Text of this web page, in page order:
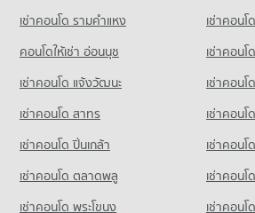
คอนโดให้เช่า รร.ทรินิตี้ อินเตอร์เนชั่นแนล
มีคอนโดให้เช่า 45,544 ประกาศ
ขายคอนโด รร.ทรินิตี้ อินเตอร์เนชั่นแนล
มีคอนโดขาย 16,784 ประกาศ
815 โครงการ
คอนโดให้เช่า รร.สายน้ำผึ้ง
คอนโด เจ อเวนิว ทองหล่อ
305 โครงการ
คอนโดให้เช่า เจ อเวนิว ทองหล่อ
มีคอนโดให้เช่า 21,968 ประกาศ
ขายคอนโด เจ อเวนิว ทองหล่อ
มีคอนโดขาย 7,878 ประกาศ
คอนโด บิ๊กซี ซูเปอร์เซ็นเตอร์ เอกมัย
ขายคอนโด ถนนสุขุมวิท
มีคอนโดขาย 27,181 ประกาศ
คอนโด ซอยเอกมัย (สุขุมวิท 63)
275 โครงการ
คอนโดให้เช่า ซอยเอกมัย (สุขุมวิท 63)
ขายคอนโด ซอยเอกมัย (สุขุมวิท 63)
มีคอนโดขาย 7,674 ประกาศ
คอนโดให้เช่า รพ.กรุงเทพ
มีคอนโดให้เช่า 47,527 ประกาศ
ขายคอนโด รพ.กรุงเทพ
มีคอนโดขาย 17,291 ประกาศ
เช่าคอนโด รามคําแหง
เช่าคอน
คอนโดให้เช่า อ่อนนุช
เช่าคอน
เช่าคอนโด แจ้งวัฒนะ
เช่าคอน
เช่าคอนโด สาทร
เช่าคอน
เช่าคอนโด ปิ่นเกล้า
เช่าคอน
เช่าคอนโด ตลาดพลู
เช่าคอน
เช่าคอนโด พระโขนง
เช่าคอนโ